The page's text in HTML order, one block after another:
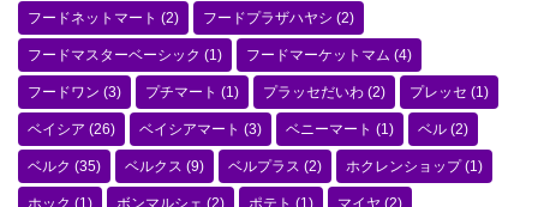
フードネットマート (2) フードプラザハヤシ (2)
フードマスターベーシック (1) フードマーケットマム (4)
フードワン (3) プチマート (1) プラッセだいわ (2) プレッセ (1)
ベイシア (26) ベイシアマート (3) ベニーマート (1) ベル (2)
ベルク (35) ベルクス (9) ベルプラス (2) ホクレンショップ(1)